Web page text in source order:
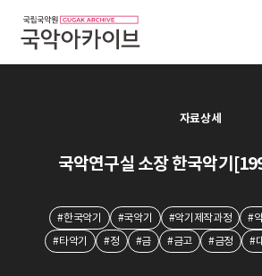
자료상세
국악연구실 소장 한국악기
#한국악기 #국악기 #악기제작과정 #
#타악기
#정 #금 #금고 #금정 #